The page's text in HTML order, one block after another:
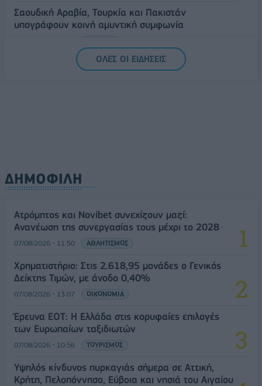
Σαουδική Αραβία, Τουρκία και Πακιστάν
υπογράφουν κοινή αμυντική συμφωνία
ΟΛΕΣ ΟΙ ΕΙΔΗΣΕΙΣ
ΔΗΜΟΦΙΛΗ
Ατρόμητος και Novibet συνεχίζουν μαζί:
Ανανέωση της συνεργασίας τους μέχρι το 2028
07/08/2026 - 11:50 ΑΘΛΗΤΙΣΜΟΣ
Χρηματιστήριο: Στις 2.618,95 μονάδες ο Γενικός
Δείκτης Τιμών, με άνοδο 0,40%
07/08/2026 - 13:07 ΟΙΚΟΝΟΜΙΑ
Έρευνα ΕΟΤ: Η Ελλάδα στις κορυφαίες επιλογές
των Ευρωπαίων ταξιδιωτών
07/08/2026 - 10:56 ΤΟΥΡΙΣΜΟΣ
Υψηλός κίνδυνος πυρκαγιάς σήμερα σε Αττική,
Κρήτη, Πελοπόννησο, Εύβοια και νησιά του Αιγαίου